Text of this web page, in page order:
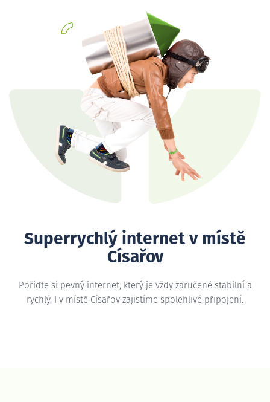
Superrychlý internet v místě
Císařov
Pořiďte si pevný internet, který je vždy zaručeně stabilní a
rychlý. I v místě Císařov zajistíme spolehlivé připojení.